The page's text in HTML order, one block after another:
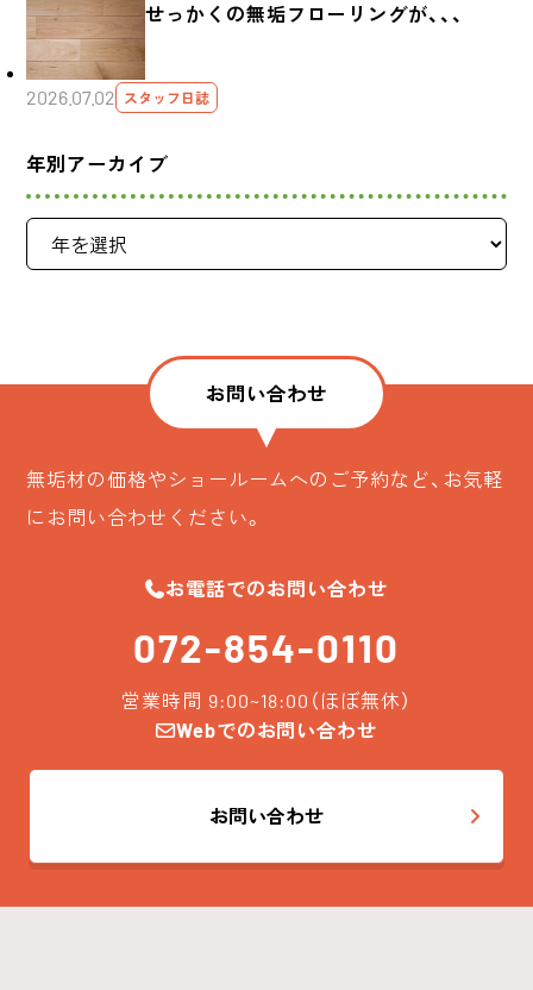
せっかくの無垢フローリングが、、、
2026.07.02 スタッフ日誌
年別アーカイブ
お問い合わせ
無垢材の価格やショールームへのご予約など、お気軽
にお問い合わせください。
お電話でのお問い合わせ
072-854-0110
営業時間 9:00~18:00（ほぼ無休）
Webでのお問い合わせ
お問い合わせ